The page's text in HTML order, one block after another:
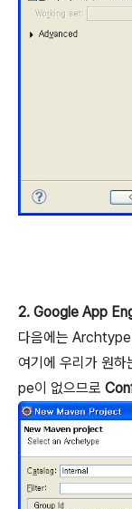
2. Google App
다음에는 Archtype
여기에 우리가 원
pe이 없으므로